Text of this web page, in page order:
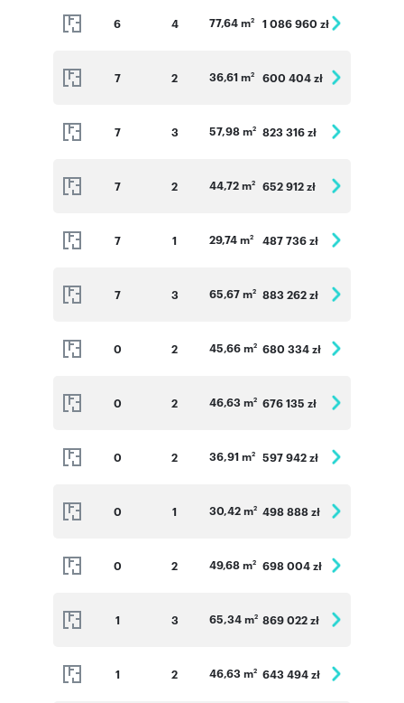
6 4 77,64 m2 1 086 960 zł
7 2 36,61 m2 600 404 zł
7 3 57,98 m2 823 316 zł
7 2 44,72 m2 652 912 zł
7 1 29,74 m2 487 736 zł
7 3 65,67 m2 883 262 zł
0 2 45,66 m2 680 334 zł
0 2 46,63 m2 676 135 zł
0 2 36,91 m2 597 942 zł
0 1 30,42 m2 498 888 zł
0 2 49,68 m2 698 004 zł
1 3 65,34 m2 869 022 zł
1 2 46,63 m2 643 494 zł